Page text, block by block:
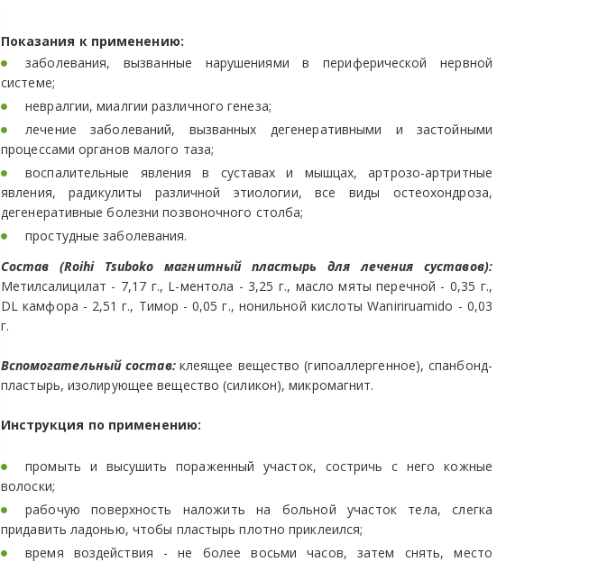
Показания к применению:
заболевания, вызванные нарушениями в периферической нервной
системе;
невралгии, миалгии различного генеза;
лечение заболеваний, вызванных дегенеративными и застойными
процессами органов малого таза;
воспалительные явления в суставах и мышцах, артрозо-артритные
явления, радикулиты различной этиологии, все виды остеохондроза,
дегенеративные болезни позвоночного столба;
простудные заболевания.
Состав (Roihi Tsuboko магнитный пластырь для лечения суставов):
Метилсалицилат - 7,17 г., L-ментола - 3,25 г., масло мяты перечной - 0,35 г.,
DL камфора - 2,51 г., Тимор - 0,05 г., нонильной кислоты Waniriruamido - 0,03
г.
Вспомогательный состав: клеящее вещество (гипоаллергенное), спанбонд-
пластырь, изолирующее вещество (силикон), микромагнит.
Инструкция по применению:
промыть и высушить пораженный участок, состричь с него кожные
волоски;
рабочую поверхность наложить на больной участок тела, слегка
придавить ладонью, чтобы пластырь плотно приклеился;
время воздействия - не более восьми часов, затем снять, место